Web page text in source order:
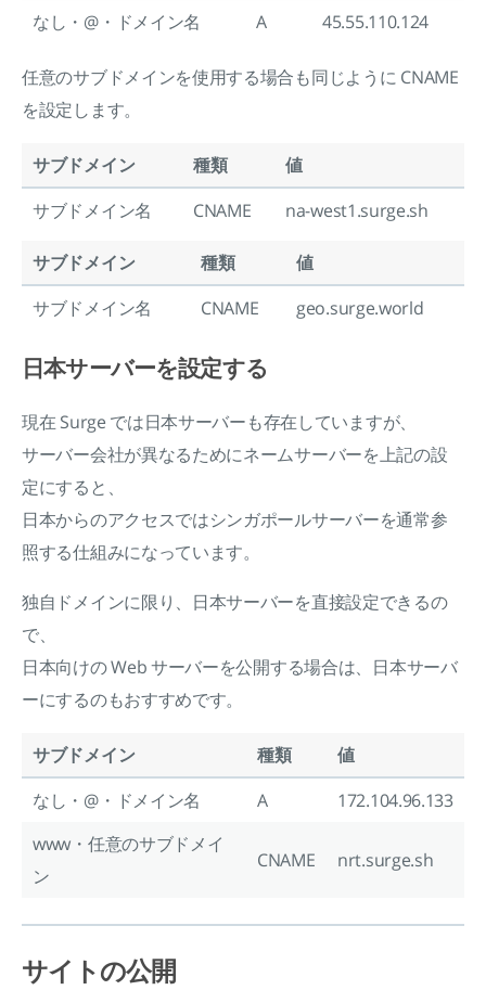
なし・@・ドメイン名
A 45.55.110.124
任意のサブドメインを使用する場合も同じように CNAME
を設定します。
サブドメイン 種類
値
サブドメイン名
CNAME na-west1.surge.sh
サブドメイン 種類
値
サブドメイン名
CNAME geo.surge.world
日本サーバーを設定する
現在 Surge では日本サーバーも存在していますが、
サーバー会社が異なるためにネームサーバーを上記の設
定にすると、
日本からのアクセスではシンガポールサーバーを通常参
照する仕組みになっています。
独自ドメインに限り、日本サーバーを直接設定できるの
で、
日本向けの Web サーバーを公開する場合は、日本サーバ
ーにするのもおすすめです。
サブドメイン 種類
値
なし・@・ドメイン名
A
172.104.96.133
www・任意のサブドメイ
ン
CNAME nrt.surge.sh
サイトの公開